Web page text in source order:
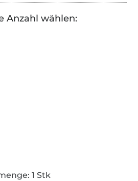
Anzahl wählen:
1 Stk